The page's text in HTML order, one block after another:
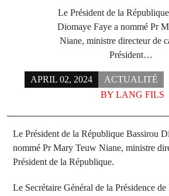
Le Président de la
Diomaye Faye a nommé Pr
Niane, ministre directeur de
Président…
APRIL 02, 2024
ACTUALITÉ
BY LANG FILS
Le Président de la République Bassirou
nommé Pr Mary Teuw Niane, ministre
Président de la République.
Le Secrétaire Général de la Présidence